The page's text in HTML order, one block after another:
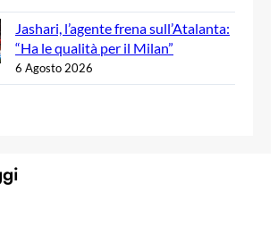
Jashari, l’agente frena sull’Atalanta:
“Ha le qualità per il Milan”
6 Agosto 2026